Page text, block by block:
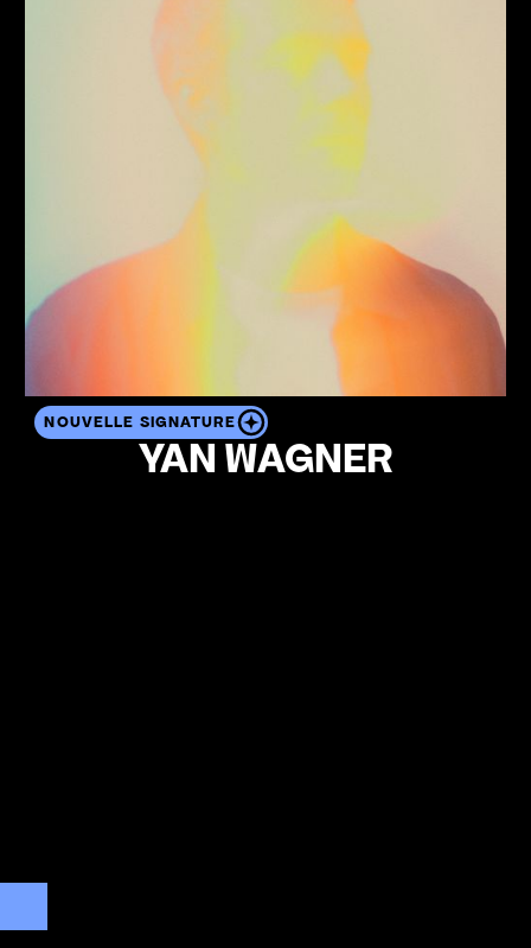
NOUVELLE SIGNATURE
YAN WAGNER